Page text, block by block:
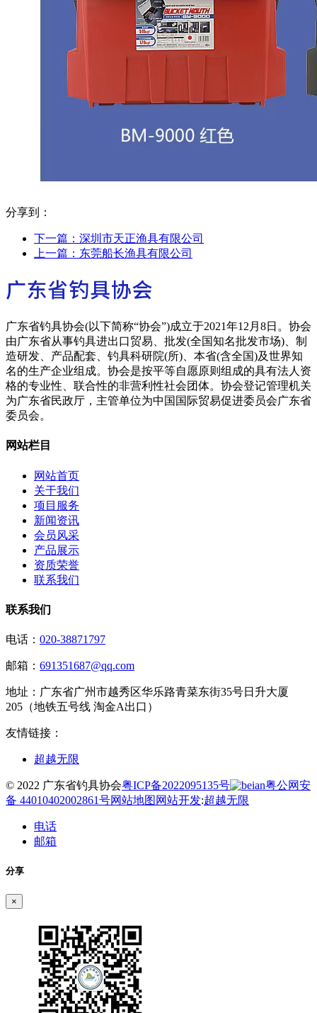
分享到：
下一篇： 深圳市天正渔具有限公司
上一篇： 东莞船长渔具有限公司
广东省钓具协会(以下简称“协会”)成立于2021年12月8日。协会
由广东省从事钓具进出口贸易、批发(全国知名批发市场)、制
造研发、产品配套、钓具科研院(所)、本省(含全国)及世界知
名的生产企业组成。协会是按平等自愿原则组成的具有法人资
格的专业性、联合性的非营利性社会团体。协会登记管理机关
为广东省民政厅，主管单位为中国国际贸易促进委员会广东省
委员会。
网站栏目
网站首页
关于我们
项目服务
新闻资讯
会员风采
产品展示
资质荣誉
联系我们
联系我们
电话： 020-38871797
邮箱： 691351687@qq.com
地址： 广东省广州市越秀区华乐路青菜东街35号日升大厦
205（地铁五号线 淘金A出口）
友情链接：
超越无限
© 2022 广东省钓具协会粤ICP备2022095135号
粤公网安
备 44010402002861号网站地图 网站开发:超越无限
电话
邮箱
分享
×